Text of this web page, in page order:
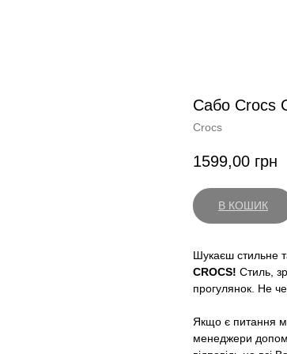
Сабо Crocs
Crocs
1599,00 грн
В КОШИК
Шукаєш стильне
CROCS! Стиль,
прогулянок. Не
Якщо є питання
менеджери